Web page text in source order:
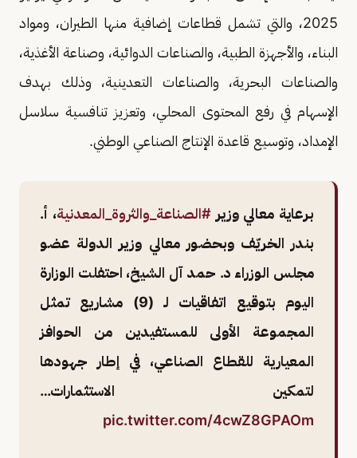
2025، والتي تشمل قطاعات إضافية منها الطيران، ومواد
البناء، والأجهزة الطبية، والصناعات الدوائية، وصناعة الأغذية،
والصناعات البحرية، والصناعات التعدينية، وذلك بهدف
الإسهام في رفع المحتوى المحلي، وتعزيز تنافسية سلاسل
الإمداد، وتوسيع قاعدة الإنتاج الصناعي الوطني.
برعاية معالي وزير#الصناعة_والثروة_المعدنية، أ.
بندر الخريّف وبحضور معالي وزير الدولة عضو
مجلس الوزراء د. حمد آل الشيخ، احتفلت الوزارة
اليوم بتوقيع اتفاقيات لـ (9) مشاريع تمثل
المجموعة الأولى للمستفيدين من الحوافز
المعيارية للقطاع الصناعي، في إطار جهودها
لتمكين الاستثمارات…
pic.twitter.com/4cwZ8GPAOm